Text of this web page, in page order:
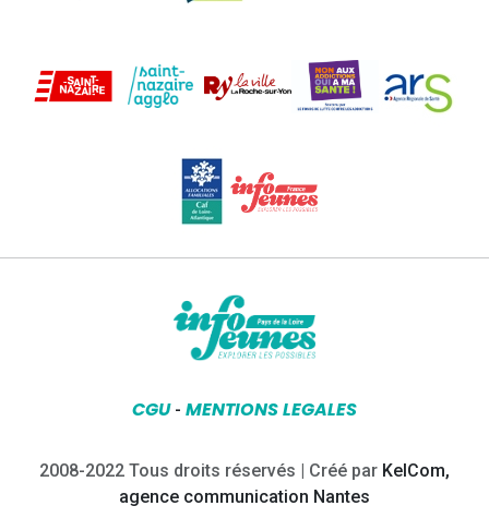
CGU- MENTIONS LEGALES
2008-2022 Tous droits réservés | Créé par KelCom,
agence communication Nantes